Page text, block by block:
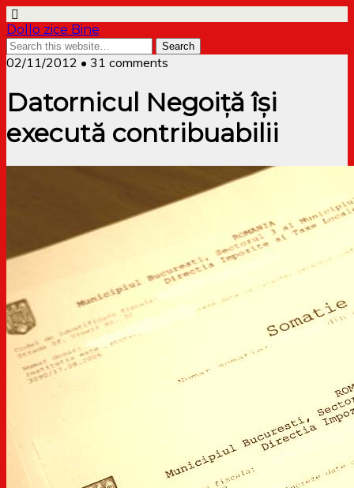
Dollo zice Bine
02/11/2012 • 31 comments
Datornicul Negoiță își
execută contribuabilii